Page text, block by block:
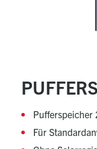
Pufferspeicher
Für